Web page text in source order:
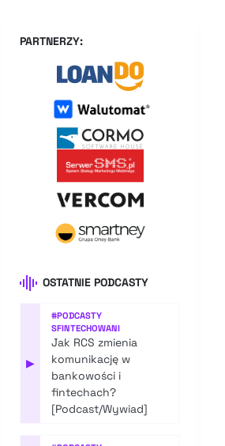
PARTNERZY:
OSTATNIE PODCASTY
▶
#PODCASTY
SFINTECHOWANI
Jak RCS zmienia
komunikację w
bankowości i
fintechach?
[Podcast/Wywiad]